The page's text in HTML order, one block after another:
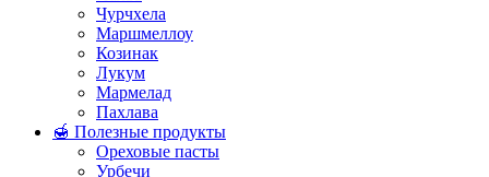
Чурчхела
Маршмеллоу
Козинак
Лукум
Мармелад
Пахлава
🍯 Полезные продукты
Ореховые пасты
Урбечи